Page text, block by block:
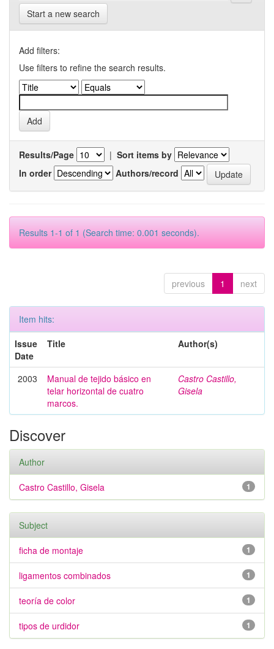
Start a new search
Add filters:
Use filters to refine the search results.
Results/Page | Sort items by
In order
Authors/record
Results 1-1 of 1 (Search time: 0.001 seconds).
previous 1 next
Item hits:
Issue
Date
Title Author(s)
2003
Manual de tejido básico en
telar horizontal de cuatro
marcos.
Castro Castillo,
Gisela
Discover
Author
1
Castro Castillo, Gisela
Subject
1
ficha de montaje
1
ligamentos combinados
1
teoría de color
1
tipos de urdidor